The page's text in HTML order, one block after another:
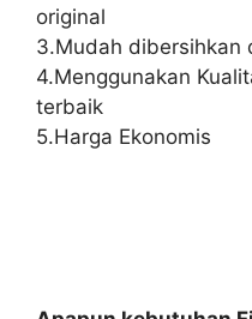
original
3.Mudah dibersihkan
4.Menggunakan
terbaik
5.Harga Ekonomis